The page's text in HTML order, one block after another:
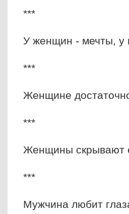
***
У женщин - мечты, у
***
Женщине
***
Женщины скрывают
***
Мужчина любит